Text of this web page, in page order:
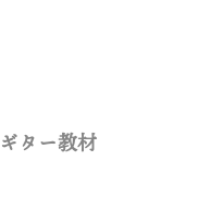
ター教材